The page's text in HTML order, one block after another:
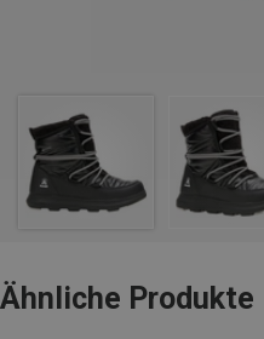
Ähnliche Produkte